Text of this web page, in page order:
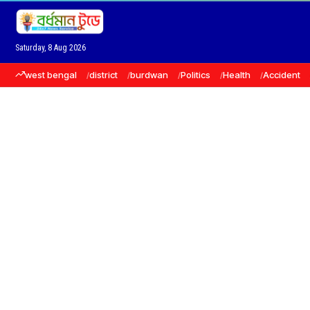
Saturday, 8 Aug 2026
west bengal district burdwan Politics Health Accident